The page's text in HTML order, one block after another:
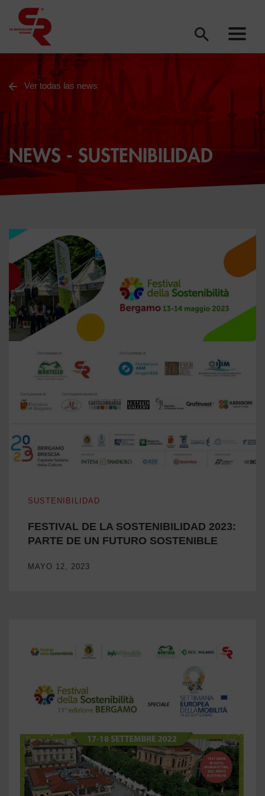
NEWS - SUSTENIBILIDAD
Ver todas las news
SUSTENIBILIDAD
FESTIVAL DE LA SOSTENIBILIDAD 2023:
PARTE DE UN FUTURO SOSTENIBLE
MAYO 12, 2023